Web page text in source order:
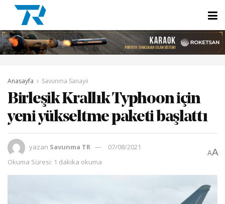
Anasayfa Savunma Sanayii
Birleşik Krallık Typhoon için
yeni yükseltme paketi başlattı
yazan Savunma TR
07/08/2021
Okuma Süresi: 1 dakika okuma
AA